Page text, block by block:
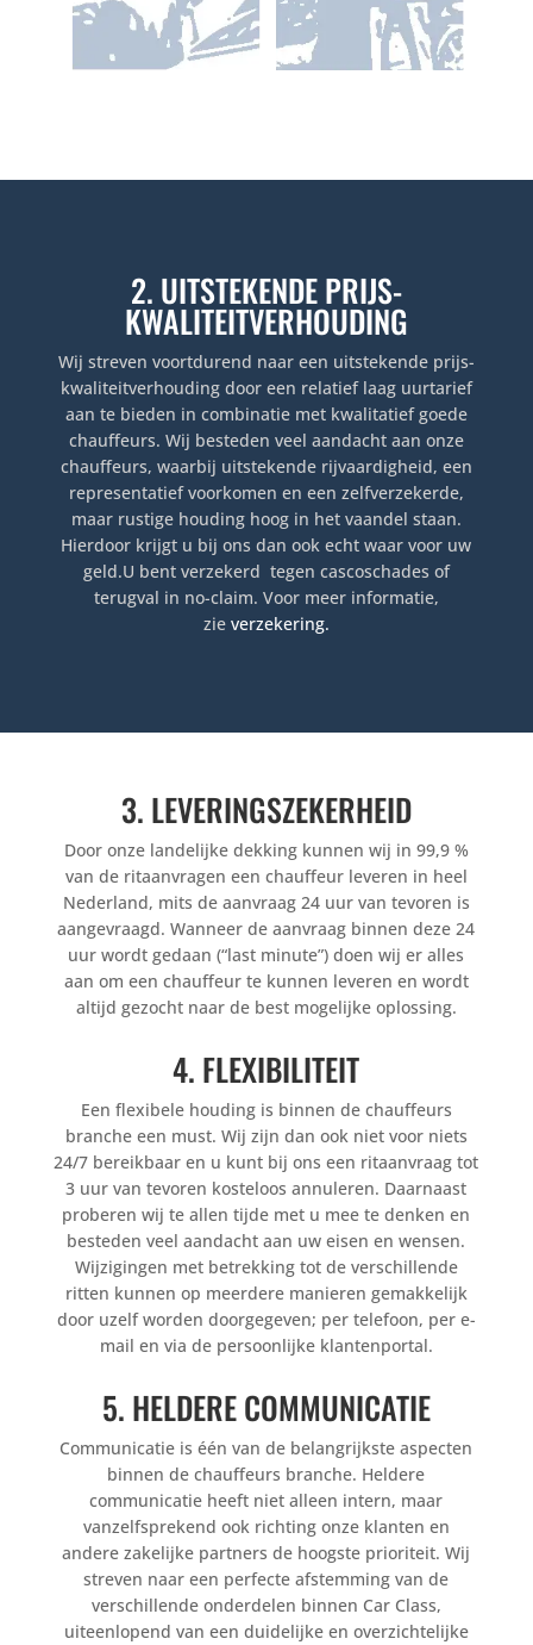
2. UITSTEKENDE PRIJS-
KWALITEITVERHOUDING
Wij streven voortdurend naar een uitstekende prijs-
kwaliteitverhouding door een relatief laag uurtarief
aan te bieden in combinatie met kwalitatief goede
chauffeurs. Wij besteden veel aandacht aan onze
chauffeurs, waarbij uitstekende rijvaardigheid, een
representatief voorkomen en een zelfverzekerde,
maar rustige houding hoog in het vaandel staan.
Hierdoor krijgt u bij ons dan ook echt waar voor uw
geld.U bent verzekerd tegen cascoschades of
terugval in no-claim. Voor meer informatie,
zie verzekering.
3. LEVERINGSZEKERHEID
Door onze landelijke dekking kunnen wij in 99,9 %
van de ritaanvragen een chauffeur leveren in heel
Nederland, mits de aanvraag 24 uur van tevoren is
aangevraagd. Wanneer de aanvraag binnen deze 24
uur wordt gedaan (“last minute”) doen wij er alles
aan om een chauffeur te kunnen leveren en wordt
altijd gezocht naar de best mogelijke oplossing.
4. FLEXIBILITEIT
Een flexibele houding is binnen de chauffeurs
branche een must. Wij zijn dan ook niet voor niets
24/7 bereikbaar en u kunt bij ons een ritaanvraag tot
3 uur van tevoren kosteloos annuleren. Daarnaast
proberen wij te allen tijde met u mee te denken en
besteden veel aandacht aan uw eisen en wensen.
Wijzigingen met betrekking tot de verschillende
ritten kunnen op meerdere manieren gemakkelijk
door uzelf worden doorgegeven; per telefoon, per e-
mail en via de persoonlijke klantenportal.
5. HELDERE COMMUNICATIE
Communicatie is één van de belangrijkste aspecten
binnen de chauffeurs branche. Heldere
communicatie heeft niet alleen intern, maar
vanzelfsprekend ook richting onze klanten en
andere zakelijke partners de hoogste prioriteit. Wij
streven naar een perfecte afstemming van de
verschillende onderdelen binnen Car Class,
uiteenlopend van een duidelijke en overzichtelijke